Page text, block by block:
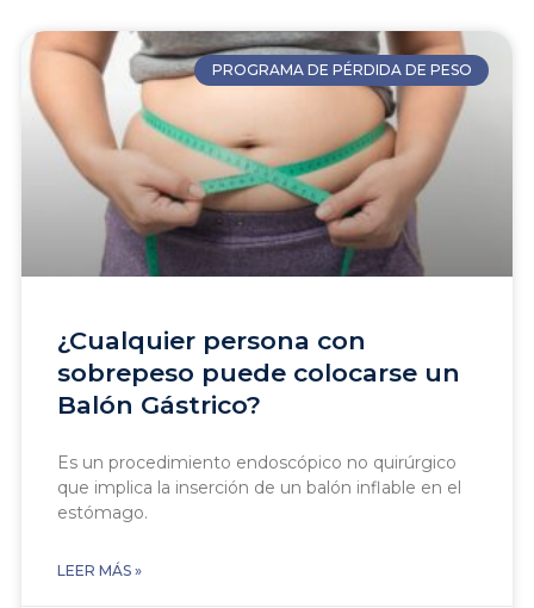
PROGRAMA DE PÉRDIDA DE PESO
¿Cualquier persona con
sobrepeso puede colocarse un
Balón Gástrico?
Es un procedimiento endoscópico no quirúrgico
que implica la inserción de un balón inflable en el
estómago.
LEER MÁS »